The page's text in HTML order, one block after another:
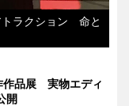
トラクション 命と
作品展 実物エディ
開